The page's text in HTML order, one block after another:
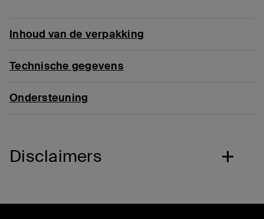
Inhoud van de verpakking
Technische gegevens
Ondersteuning
Disclaimers